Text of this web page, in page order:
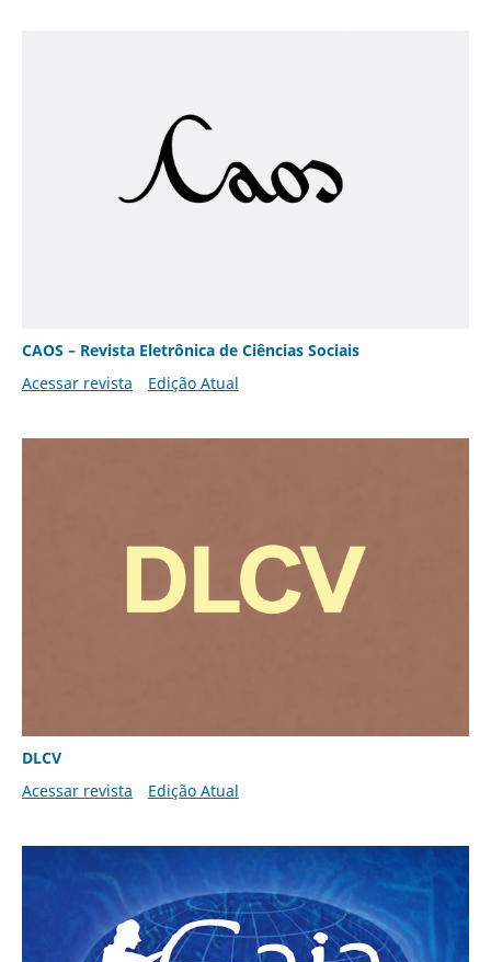
CAOS – Revista Eletrônica de Ciências Sociais
Acessar revista
Edição Atual
DLCV
Acessar revista
Edição Atual